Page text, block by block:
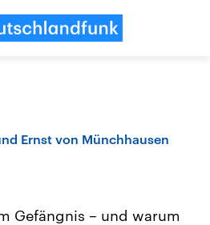
Ernst von Münchhausen
Gefängnis – und warum